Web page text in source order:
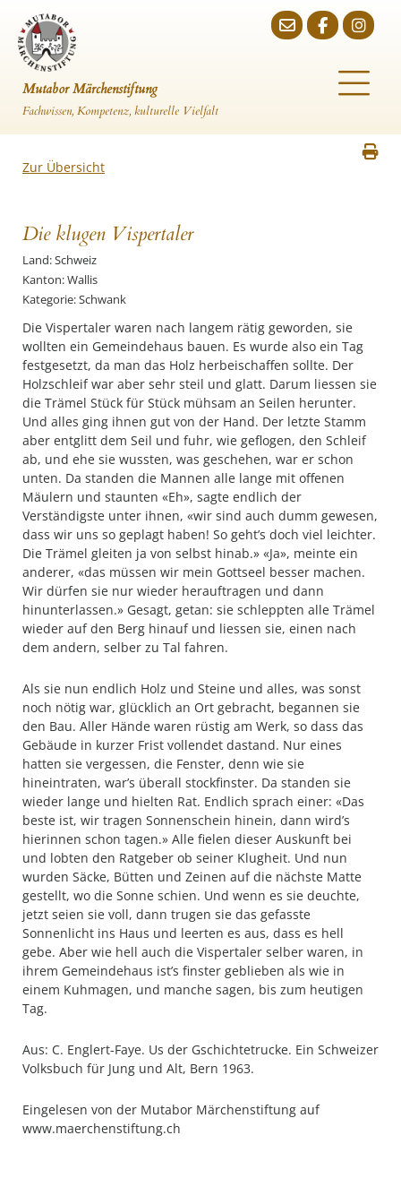
Mutabor Märchenstiftung
Fachwissen, Kompetenz, kulturelle Vielfalt
Zur Übersicht
Die klugen Vispertaler
Land: Schweiz
Kanton: Wallis
Kategorie: Schwank
Die Vispertaler waren nach langem rätig geworden, sie
wollten ein Gemeindehaus bauen. Es wurde also ein Tag
festgesetzt, da man das Holz herbeischaffen sollte. Der
Holzschleif war aber sehr steil und glatt. Darum liessen sie
die Trämel Stück für Stück mühsam an Seilen herunter.
Und alles ging ihnen gut von der Hand. Der letzte Stamm
aber entglitt dem Seil und fuhr, wie geflogen, den Schleif
ab, und ehe sie wussten, was geschehen, war er schon
unten. Da standen die Mannen alle lange mit offenen
Mäulern und staunten «Eh», sagte endlich der
Verständigste unter ihnen, «wir sind auch dumm gewesen,
dass wir uns so geplagt haben! So geht’s doch viel leichter.
Die Trämel gleiten ja von selbst hinab.» «Ja», meinte ein
anderer, «das müssen wir mein Gottseel besser machen.
Wir dürfen sie nur wieder herauftragen und dann
hinunterlassen.» Gesagt, getan: sie schleppten alle Trämel
wieder auf den Berg hinauf und liessen sie, einen nach
dem andern, selber zu Tal fahren.
Als sie nun endlich Holz und Steine und alles, was sonst
noch nötig war, glücklich an Ort gebracht, begannen sie
den Bau. Aller Hände waren rüstig am Werk, so dass das
Gebäude in kurzer Frist vollendet dastand. Nur eines
hatten sie vergessen, die Fenster, denn wie sie
hineintraten, war’s überall stockfinster. Da standen sie
wieder lange und hielten Rat. Endlich sprach einer: «Das
beste ist, wir tragen Sonnenschein hinein, dann wird’s
hierinnen schon tagen.» Alle fielen dieser Auskunft bei
und lobten den Ratgeber ob seiner Klugheit. Und nun
wurden Säcke, Bütten und Zeinen auf die nächste Matte
gestellt, wo die Sonne schien. Und wenn es sie deuchte,
jetzt seien sie voll, dann trugen sie das gefasste
Sonnenlicht ins Haus und leerten es aus, dass es hell
gebe. Aber wie hell auch die Vispertaler selber waren, in
ihrem Gemeindehaus ist’s finster geblieben als wie in
einem Kuhmagen, und manche sagen, bis zum heutigen
Tag.
Aus: C. Englert-Faye. Us der Gschichtetrucke. Ein Schweizer
Volksbuch für Jung und Alt, Bern 1963.
Eingelesen von der Mutabor Märchenstiftung auf
www.maerchenstiftung.ch